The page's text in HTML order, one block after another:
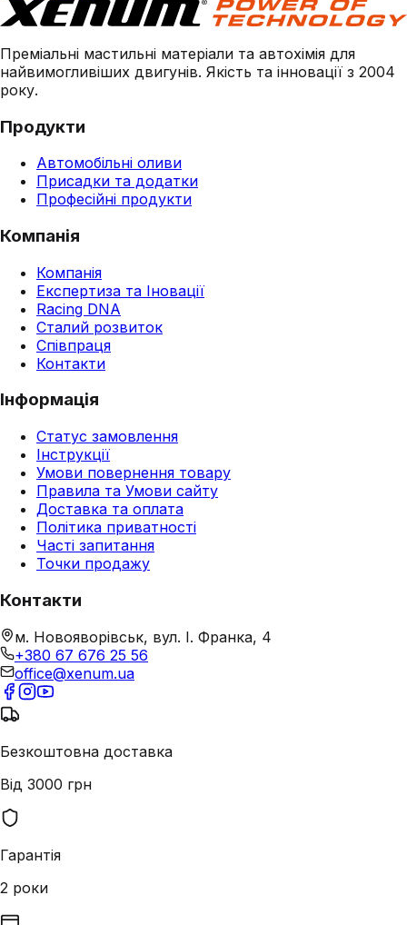
Преміальні мастильні матеріали та автохімія для
найвимогливіших двигунів. Якість та інновації з 2004
року.
Продукти
Автомобільні оливи
Присадки та додатки
Професійні продукти
Компанія
Компанія
Експертиза та Іновації
Racing DNA
Сталий розвиток
Співпраця
Контакти
Інформація
Статус замовлення
Інструкції
Умови повернення товару
Правила та Умови сайту
Доставка та оплата
Політика приватності
Часті запитання
Точки продажу
Контакти
м. Новояворівськ, вул. І. Франка, 4
+380 67 676 25 56
office@xenum.ua
Безкоштовна доставка
Від 3000 грн
Гарантія
2 роки